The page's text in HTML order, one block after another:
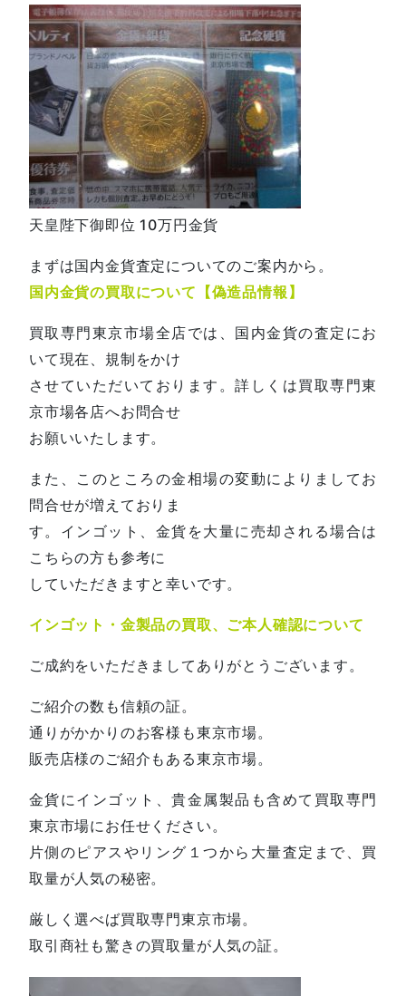
天皇陛下御即位 10万円金貨
まずは国内金貨査定についてのご案内から。
国内金貨の買取について【偽造品情報】
買取専門東京市場全店では、国内金貨の査定にお
いて現在、規制をかけ
させていただいております。詳しくは買取専門東
京市場各店へお問合せ
お願いいたします。
また、このところの金相場の変動によりましてお
問合せが増えておりま
す。インゴット、金貨を大量に売却される場合は
こちらの方も参考に
していただきますと幸いです。
インゴット・金製品の買取、ご本人確認について
ご成約をいただきましてありがとうございます。
ご紹介の数も信頼の証。
通りがかかりのお客様も東京市場。
販売店様のご紹介もある東京市場。
金貨にインゴット、貴金属製品も含めて買取専門
東京市場にお任せください。
片側のピアスやリング１つから大量査定まで、買
取量が人気の秘密。
厳しく選べば買取専門東京市場。
取引商社も驚きの買取量が人気の証。